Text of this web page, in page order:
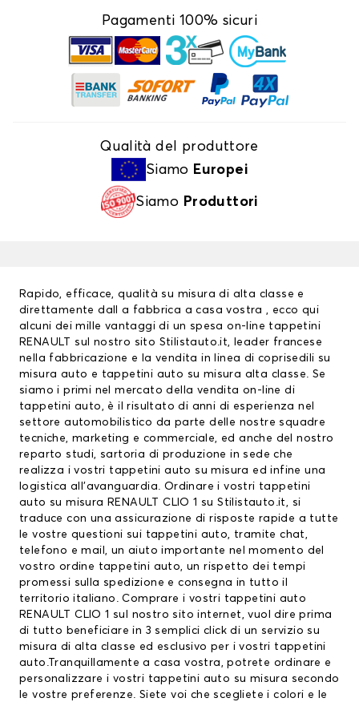
Pagamenti 100% sicuri
Qualità del produttore
Siamo Europei
Siamo Produttori
Rapido, efficace, qualità su misura di alta classe e
direttamente dall a fabbrica a casa vostra , ecco qui
alcuni dei mille vantaggi di un spesa on-line tappetini
RENAULT
sul nostro sito Stilistauto.it, leader francese
nella fabbricazione e la vendita in linea di coprisedili su
misura auto e tappetini auto su misura alta classe. Se
siamo i primi nel mercato della vendita on-line di
tappetini auto, è il risultato di anni di esperienza nel
settore automobilistico da parte delle nostre squadre
tecniche, marketing e commerciale, ed anche del nostro
reparto studi, sartoria di produzione in sede che
realizza i vostri tappetini auto su misura ed infine una
logistica all’avanguardia. Ordinare i vostri tappetini
auto su misura RENAULT CLIO 1 su Stilistauto.it, si
traduce con una assicurazione di risposte rapide a tutte
le vostre questioni sui tappetini auto, tramite chat,
telefono e mail, un aiuto importante nel momento del
vostro ordine tappetini auto, un rispetto dei tempi
promessi sulla spedizione e consegna in tutto il
territorio italiano. Comprare i vostri tappetini auto
RENAULT CLIO 1 sul nostro sito internet, vuol dire prima
di tutto beneficiare in 3 semplici click di un servizio su
misura di alta classe ed esclusivo per i vostri tappetini
auto.Tranquillamente a casa vostra, potrete ordinare e
personalizzare i vostri tappetini auto su misura secondo
le vostre preferenze. Siete voi che scegliete i colori e le